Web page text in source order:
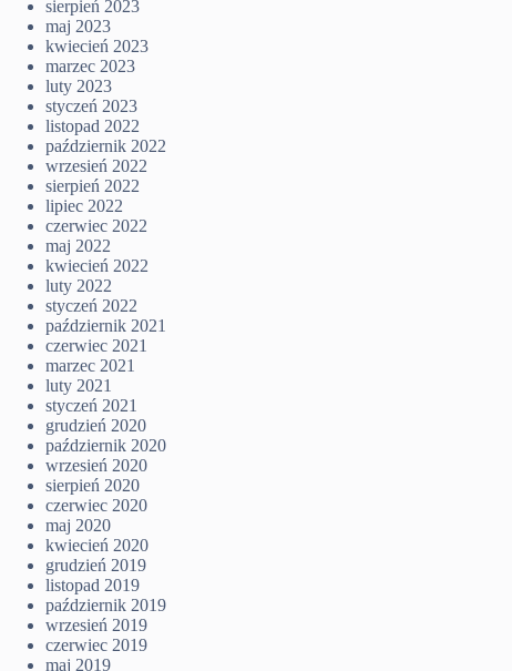
sierpień 2023
maj 2023
kwiecień 2023
marzec 2023
luty 2023
styczeń 2023
listopad 2022
październik 2022
wrzesień 2022
sierpień 2022
lipiec 2022
czerwiec 2022
maj 2022
kwiecień 2022
luty 2022
styczeń 2022
październik 2021
czerwiec 2021
marzec 2021
luty 2021
styczeń 2021
grudzień 2020
październik 2020
wrzesień 2020
sierpień 2020
czerwiec 2020
maj 2020
kwiecień 2020
grudzień 2019
listopad 2019
październik 2019
wrzesień 2019
czerwiec 2019
maj 2019